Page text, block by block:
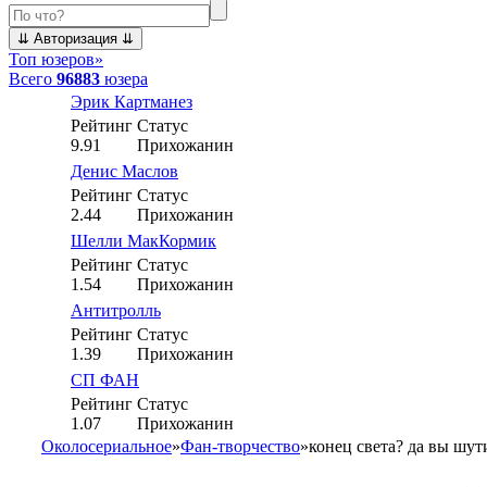
Топ юзеров»
Всего 96883 юзера
Эрик Картманез
Рейтинг
9.91
Статус
Прихожанин
Денис Маслов
Рейтинг
2.44
Статус
Прихожанин
Шелли МакКормик
Рейтинг
1.54
Статус
Прихожанин
Антитролль
Рейтинг
1.39
Статус
Прихожанин
СП ФАН
Рейтинг
1.07
Статус
Прихожанин
Околосериальное»Фан-творчество»конец света? да вы